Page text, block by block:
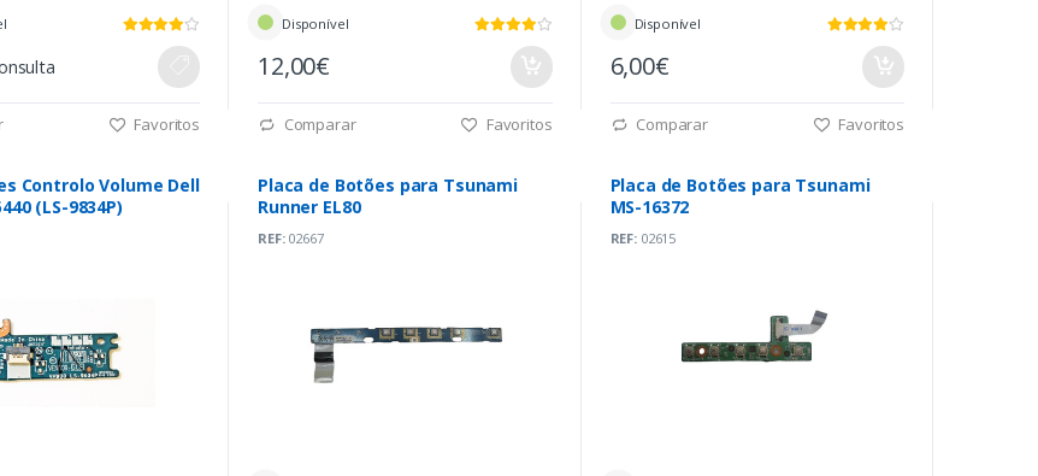
Favoritos
Disponível
12,00€
Comparar Favoritos
Disponível
6,00€
Comparar Favoritos
Controlo Volume Dell
(LS-9834P)
Placa de Botões para Tsunami
Runner EL80
REF:02667
Placa de Botões para Tsunami
MS-16372
REF:02615